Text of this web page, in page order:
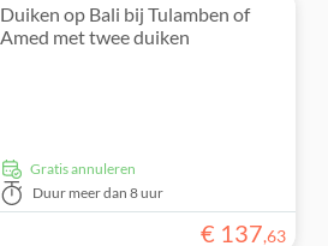
Duiken op Bali bij Tulamben of
Amed met twee duiken
Gratis annuleren
Duur meer dan 8 uur
€ 137,63